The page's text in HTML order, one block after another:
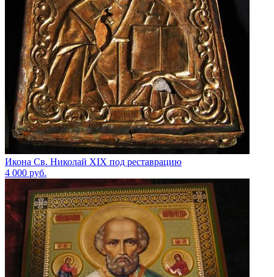
Икона Св. Николай XIX под реставрацию
4 000 руб.